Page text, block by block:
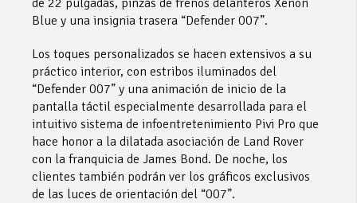
de 22 pulgadas, pinzas de frenos delanteros Xenon
Blue y una insignia trasera “Defender 007”.
Los toques personalizados se hacen extensivos a su
práctico interior, con estribos iluminados del
“Defender 007” y una animación de inicio de la
pantalla táctil especialmente desarrollada para el
intuitivo sistema de infoentretenimiento Pivi Pro que
hace honor a la dilatada asociación de Land Rover
con la franquicia de James Bond. De noche, los
clientes también podrán ver los gráficos exclusivos
de las luces de orientación del “007”.